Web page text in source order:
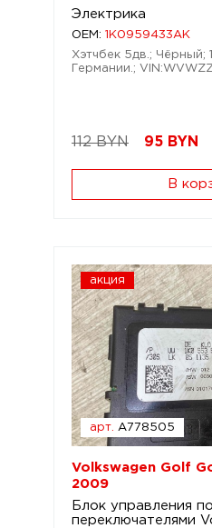
Электрика
OEM: 1K0959433AK
Хэтчбек 5дв.; Чёрный;
Германии.;
112 BYN 95 BYN
В
акция
арт. A778505
Volkswagen Golf
2009
Блок управления
переключателями